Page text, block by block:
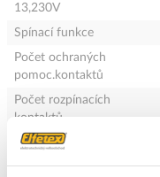
13,230V
Spínací funkce
Počet ochraných
pomoc.kontaktů
Počet rozpínacích
kontaktů
Počet spínacích kontaktů
Verze rozhraní